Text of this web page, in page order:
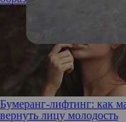
Бумеранг-лифтинг: как
вернуть лицу молодость